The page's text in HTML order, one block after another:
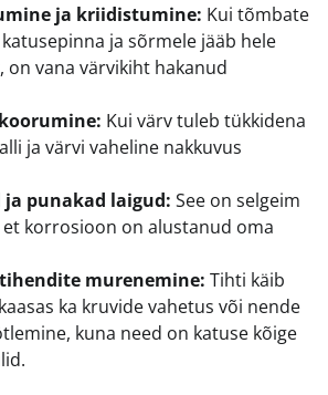
ja kriidistumine: Kui tõmbate
ja sõrmele jääb hele
vana värvikiht hakanud
Kui värv tuleb tükkidena
ja värvi vaheline nakkuvus
ja punakad laigud: See on selgeim
et korrosioon on alustanud oma
murenemine: Tihti käib
ka kruvide vahetus või nende
kuna need on katuse kõige